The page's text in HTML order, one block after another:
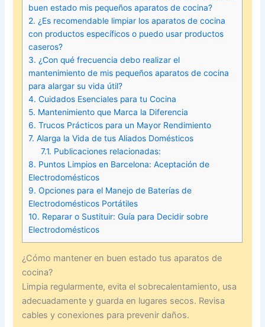
buen estado mis pequeños aparatos de cocina?
2. ¿Es recomendable limpiar los aparatos de cocina
con productos específicos o puedo usar productos
caseros?
3. ¿Con qué frecuencia debo realizar el
mantenimiento de mis pequeños aparatos de cocina
para alargar su vida útil?
4. Cuidados Esenciales para tu Cocina
5. Mantenimiento que Marca la Diferencia
6. Trucos Prácticos para un Mayor Rendimiento
7. Alarga la Vida de tus Aliados Domésticos
7.1. Publicaciones relacionadas:
8. Puntos Limpios en Barcelona: Aceptación de
Electrodomésticos
9. Opciones para el Manejo de Baterías de
Electrodomésticos Portátiles
10. Reparar o Sustituir: Guía para Decidir sobre
Electrodomésticos
¿Cómo mantener en buen estado tus aparatos de
cocina?
Limpia regularmente, evita el sobrecalentamiento, usa
adecuadamente y guarda en lugares secos. Revisa
cables y conexiones para prevenir daños.